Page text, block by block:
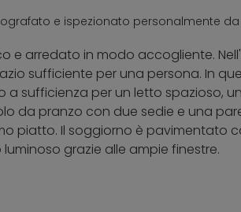
e ispezionato personalmente da
e arredato in modo accogliente.
sufficiente per una persona. In
a sufficienza per un letto spazioso,
da pranzo con due sedie e una
piatto. Il soggiorno è pavimentato
grazie alle ampie finestre.